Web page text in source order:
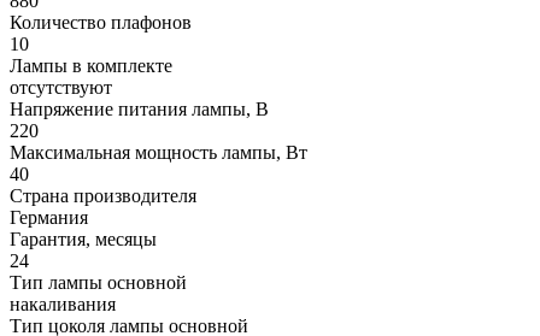
Количество плафонов
10
Лампы в комплекте
отсутствуют
Напряжение питания лампы, В
220
Максимальная мощность лампы, Вт
40
Страна производителя
Германия
Гарантия, месяцы
24
Тип лампы основной
накаливания
Тип цоколя лампы основной